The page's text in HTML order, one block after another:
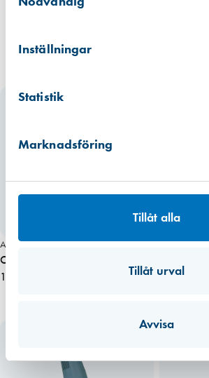
Inställningar
Statistik
Marknadsföring
Tillåt alla
Tillåt urval
Avvisa
Art. nr 1054
O-list 6 mm, frässpår GRÅ 100 m
1 620,00 kr
Art. nr 1052
1 620,00 kr
Finns i lager (3 st)